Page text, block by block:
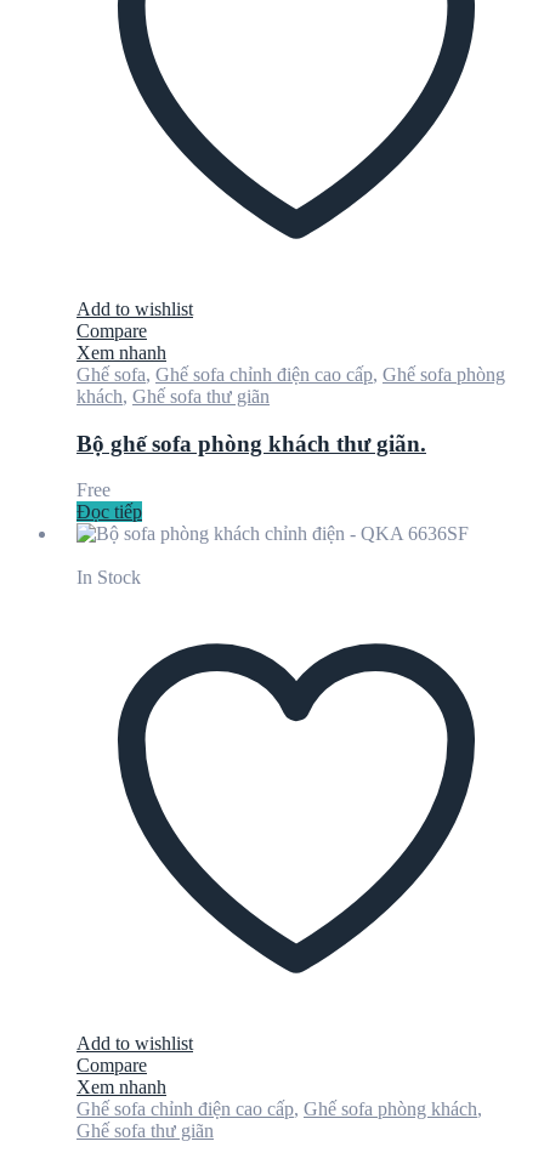
Add to wishlist
Compare
Xem nhanh
Ghế sofa, Ghế sofa chỉnh điện cao cấp, Ghế sofa phòng
khách, Ghế sofa thư giãn
Bộ ghế sofa phòng khách thư giãn.
Free
Đọc tiếp
In Stock
Add to wishlist
Compare
Xem nhanh
Ghế sofa chỉnh điện cao cấp, Ghế sofa phòng khách,
Ghế sofa thư giãn